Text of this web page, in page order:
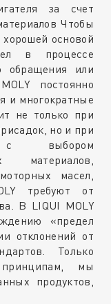
за счет
Чтобы
хорошей основой
в процессе
обращения или
постоянно
и многократные
не только при
но и при
с выбором
материалов,
масел,
требуют от
В LIQUI MOLY
«предел
отклонений от
Только
мы
продуктов,